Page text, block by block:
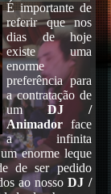
É importante de
referir que nos
dias de hoje
existe uma
enorme
preferência para
a contratação de
um DJ /
Animador face
a infinita
enorme leque
de ser pedido
ao nossoDJ /